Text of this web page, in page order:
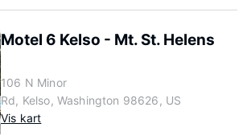
Motel 6 Kelso - Mt. St. Helens
106 N Minor
Rd, Kelso, Washington 98626, US
Vis kart